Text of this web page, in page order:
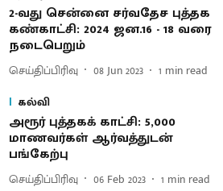
2-வது சென்னை சர்வதேச புத்தக
கண்காட்சி: 2024 ஜன.16 - 18 வரை
நடைபெறும்
செய்திப்பிரிவு 08 Jun 2023 1 min read
கல்வி
அரூர் புத்தகக் காட்சி: 5,000
மாணவர்கள் ஆர்வத்துடன்
பங்கேற்பு
செய்திப்பிரிவு 06 Feb 2023 1 min read